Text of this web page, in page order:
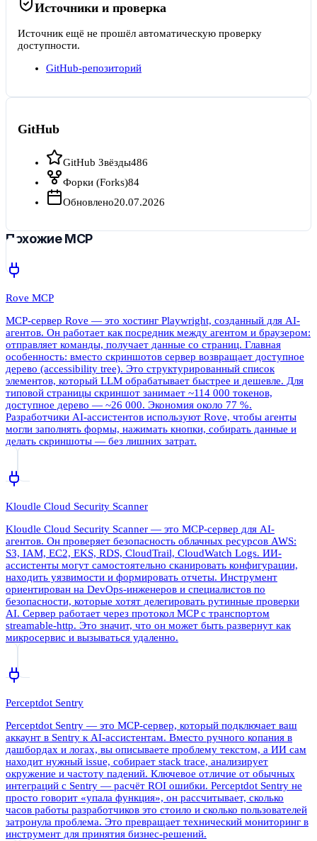
Источники и проверка
Источник ещё не прошёл автоматическую проверку
доступности.
GitHub-репозиторий
GitHub
GitHub Звёзды486
Форки (Forks)84
Обновлено20.07.2026
Похожие MCP
Rove MCP
MCP-сервер Rove — это хостинг Playwright, созданный для AI-
агентов. Он работает как посредник между агентом и браузером:
отправляет команды, получает данные со страниц. Главная
особенность: вместо скриншотов сервер возвращает доступное
дерево (accessibility tree). Это структурированный список
элементов, который LLM обрабатывает быстрее и дешевле. Для
типовой страницы скриншот занимает ~114 000 токенов,
доступное дерево — ~26 000. Экономия около 77 %.
Разработчики AI-ассистентов используют Rove, чтобы агенты
могли заполнять формы, нажимать кнопки, собирать данные и
делать скриншоты — без лишних затрат.
Kloudle Cloud Security Scanner
Kloudle Cloud Security Scanner — это MCP-сервер для AI-
агентов. Он проверяет безопасность облачных ресурсов AWS:
S3, IAM, EC2, EKS, RDS, CloudTrail, CloudWatch Logs. ИИ-
ассистенты могут самостоятельно сканировать конфигурации,
находить уязвимости и формировать отчеты. Инструмент
ориентирован на DevOps-инженеров и специалистов по
безопасности, которые хотят делегировать рутинные проверки
AI. Сервер работает через протокол MCP с транспортом
streamable-http. Это значит, что он может быть развернут как
микросервис и вызываться удаленно.
Perceptdot Sentry
Perceptdot Sentry — это MCP-сервер, который подключает ваш
аккаунт в Sentry к AI-ассистентам. Вместо ручного копания в
дашбордах и логах, вы описываете проблему текстом, а ИИ сам
находит нужный issue, собирает stack trace, анализирует
окружение и частоту падений. Ключевое отличие от обычных
интеграций с Sentry — расчёт ROI ошибки. Perceptdot Sentry не
просто говорит «упала функция», он рассчитывает, сколько
часов работы разработчиков это стоило и сколько пользователей
затронула проблема. Это превращает технический мониторинг в
инструмент для принятия бизнес-решений.